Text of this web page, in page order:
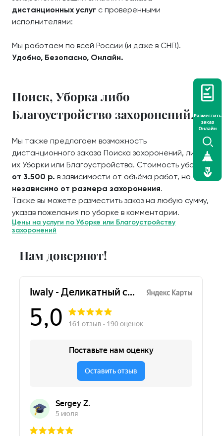
дистанционных услуг с проверенными
исполнителями:
Мы работаем по всей России (и даже в СНГ!).
Удобно, Безопасно, Онлайн.
Поиск, Уборка либо
Благоустройство захоронений.
Мы также предлагаем возможность
дистанционного заказа Поиска захоронений, либо
их Уборки или Благоустройства. Стоимость уборки
от 3.500 р. в зависимости от объёма работ, но
независимо от размера захоронения.
Также вы можете разместить заказ на любую сумму,
указав пожелания по уборке в комментарии.
Цены на услуги по Уборке или Благоустройству
захоронений
Нам доверяют!